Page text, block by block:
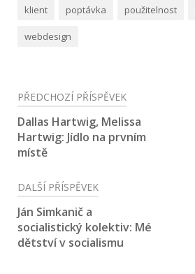
klient poptávka použitelnost
webdesign
Navigace
pro
příspěvek
PŘEDCHOZÍ PŘÍSPĚVEK
Dallas Hartwig, Melissa
Hartwig: Jídlo na prvním
místě
DALŠÍ PŘÍSPĚVEK
Ján Simkanič a
socialistický kolektiv: Mé
dětství v socialismu